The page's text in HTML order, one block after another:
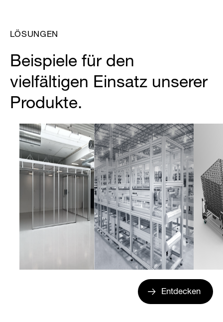
LÖSUNGEN
Beispiele für den
vielfältigen Einsatz unserer
Produkte.
Entdecken